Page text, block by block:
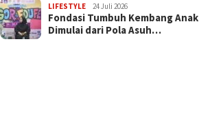
LIFESTYLE 24 Juli 2026
Fondasi Tumbuh Kembang Anak
Dimulai dari Pola Asuh…